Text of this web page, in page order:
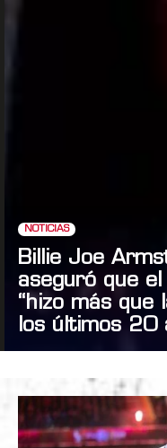
NOTICIAS
Billie Joe
aseguró que
“hizo más que
los últimos 20